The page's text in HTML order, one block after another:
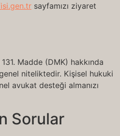
sayfamızı ziyaret
Madde (DMK) hakkında
niteliktedir. Kişisel hukuki
avukat desteği almanızı
Sorular